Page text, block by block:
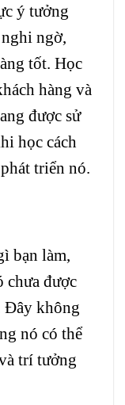
ý tưởng
ngờ,
tốt. Học
hàng và
được sử
học cách
triển nó.
bạn làm,
chưa được
Đây không
nó có thể
trí tưởng